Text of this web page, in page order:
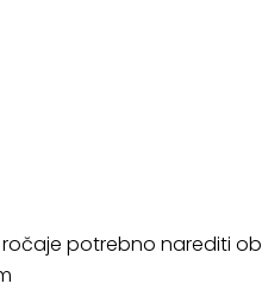
potrebno narediti